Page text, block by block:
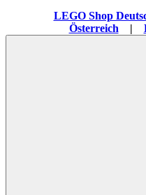
LEGO Shop
Österreich |